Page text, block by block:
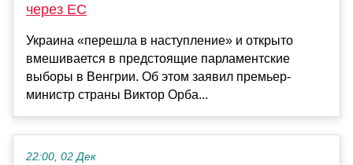
через ЕС
Украина «перешла в наступление» и открыто
вмешивается в предстоящие парламентские
выборы в Венгрии. Об этом заявил премьер-
министр страны Виктор Орба...
22:00, 02 Дек